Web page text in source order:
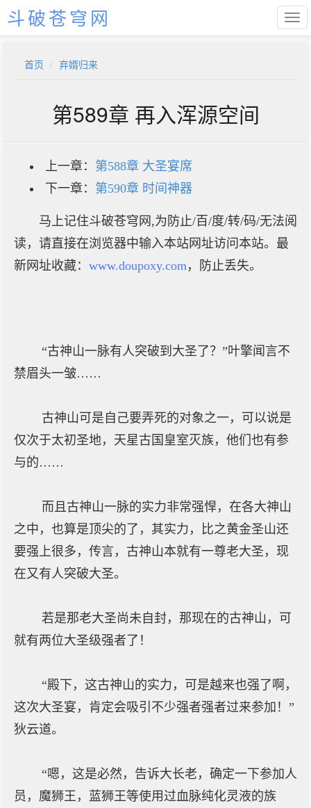
斗破苍穹网
首页 弃婿归来
第589章 再入浑源空间
上一章： 第588章 大圣宴席
下一章： 第590章 时间神器
马上记住斗破苍穹网,为防止/百/度/转/码/无法阅
读，请直接在浏览器中输入本站网址访问本站。最
新网址收藏： www.doupoxy.com，防止丢失。
“古神山一脉有人突破到大圣了？”叶擎闻言不
禁眉头一皱……
古神山可是自己要弄死的对象之一，可以说是
仅次于太初圣地，天星古国皇室灭族，他们也有参
与的……
而且古神山一脉的实力非常强悍，在各大神山
之中，也算是顶尖的了，其实力，比之黄金圣山还
要强上很多，传言，古神山本就有一尊老大圣，现
在又有人突破大圣。
若是那老大圣尚未自封，那现在的古神山，可
就有两位大圣级强者了！
“殿下，这古神山的实力，可是越来也强了啊，
这次大圣宴，肯定会吸引不少强者强者过来参加！”
狄云道。
“嗯，这是必然，告诉大长老，确定一下参加人
员，魔狮王，蓝狮王等使用过血脉纯化灵液的族